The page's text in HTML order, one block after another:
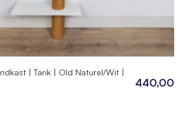
| Tarik | Old Naturel/Wit |
440,00